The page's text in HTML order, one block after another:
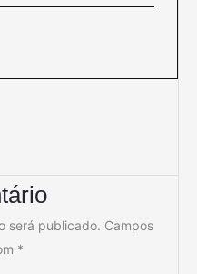
será publicado. Campos
*